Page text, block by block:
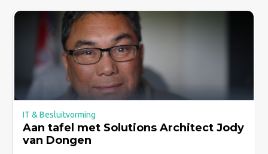
IT & Besluitvorming
Aan tafel met Solutions Architect Jody
van Dongen